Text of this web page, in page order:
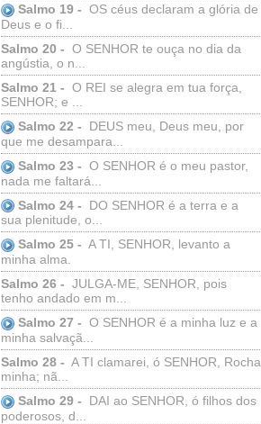
Salmo 19 - OS céus declaram a glória de
Deus e o fi...
Salmo 20 - O SENHOR te ouça no dia da
angústia, o n...
Salmo 21 - O REI se alegra em tua força,
SENHOR; e ...
Salmo 22 -
DEUS meu, Deus meu, por
que me desampara...
Salmo 23 - O SENHOR é o meu pastor,
nada me faltará...
Salmo 24 -
DO SENHOR é a terra e a
sua plenitude, o...
Salmo 25 - A TI, SENHOR, levanto a
minha alma.
Salmo 26 - JULGA-ME, SENHOR, pois
tenho andado em m...
Salmo 27 - O SENHOR é a minha luz e a
minha salvaçã...
Salmo 28 - A TI clamarei, ó SENHOR, Rocha
minha; nã...
Salmo 29 -
DAI ao SENHOR, ó filhos dos
poderosos, d...